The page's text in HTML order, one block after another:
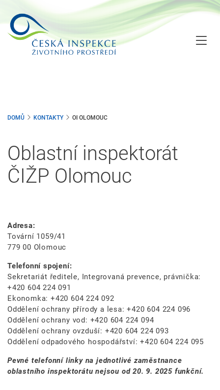
hlavnímu
obsahu
DOMŮ KONTAKTY OI OLOMOUC
Oblastní inspektorát
ČIŽP Olomouc
Adresa:
Tovární 1059/41
779 00 Olomouc
Telefonní spojení:
Sekretariát ředitele, Integrovaná prevence, právnička:
+420 604 224 091
Ekonomka: +420 604 224 092
Oddělení ochrany přírody a lesa: +420 604 224 096
Oddělení ochrany vod: +420 604 224 094
Oddělení ochrany ovzduší: +420 604 224 093
Oddělení odpadového hospodářství: +420 604 224 095
Pevné telefonní linky na jednotlivé zaměstnance
oblastního inspektorátu nejsou od 20. 9. 2025 funkční.